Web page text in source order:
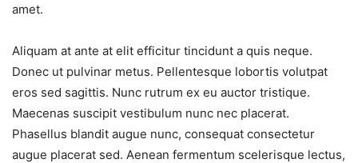
amet.
Aliquam at ante at elit efficitur tincidunt a quis neque.
Donec ut pulvinar metus. Pellentesque lobortis volutpat
eros sed sagittis. Nunc rutrum ex eu auctor tristique.
Maecenas suscipit vestibulum nunc nec placerat.
Phasellus blandit augue nunc, consequat consectetur
augue placerat sed. Aenean fermentum scelerisque lectus,